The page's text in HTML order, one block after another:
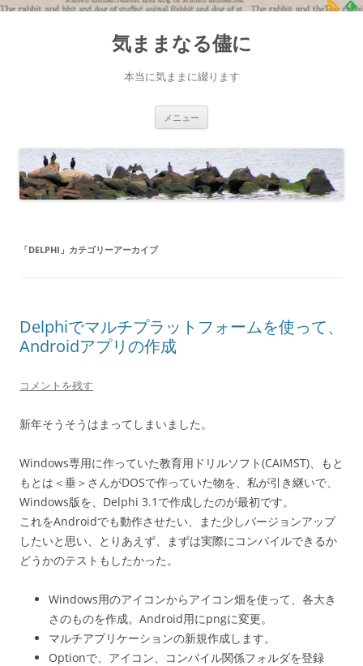
コ
気ままなる儘に
本当に気ままに綴ります
メニュー
「DELPHI 」カテゴリーアーカイブ
Delphiでマルチプラットフォームを使って、
Androidアプリの作成
コメントを残す
新年そうそうはまってしまいました。
Windows専用に作っていた教育用ドリルソフト(CAIMST)、もと
もとは＜垂＞さんがDOSで作っていた物を、私が引き継いで、
Windows版を、Delphi 3.1で作成したのが最初です。
これをAndroidでも動作させたい、また少しバージョンアップ
したいと思い、とりあえず、まずは実際にコンパイルできるか
どうかのテストもしたかった。
Windows用のアイコンからアイコン畑を使って、各大き
さのものを作成。Android用にpngに変更。
マルチアプリケーションの新規作成します。
Optionで、アイコン、コンパイル関係フォルダを登録